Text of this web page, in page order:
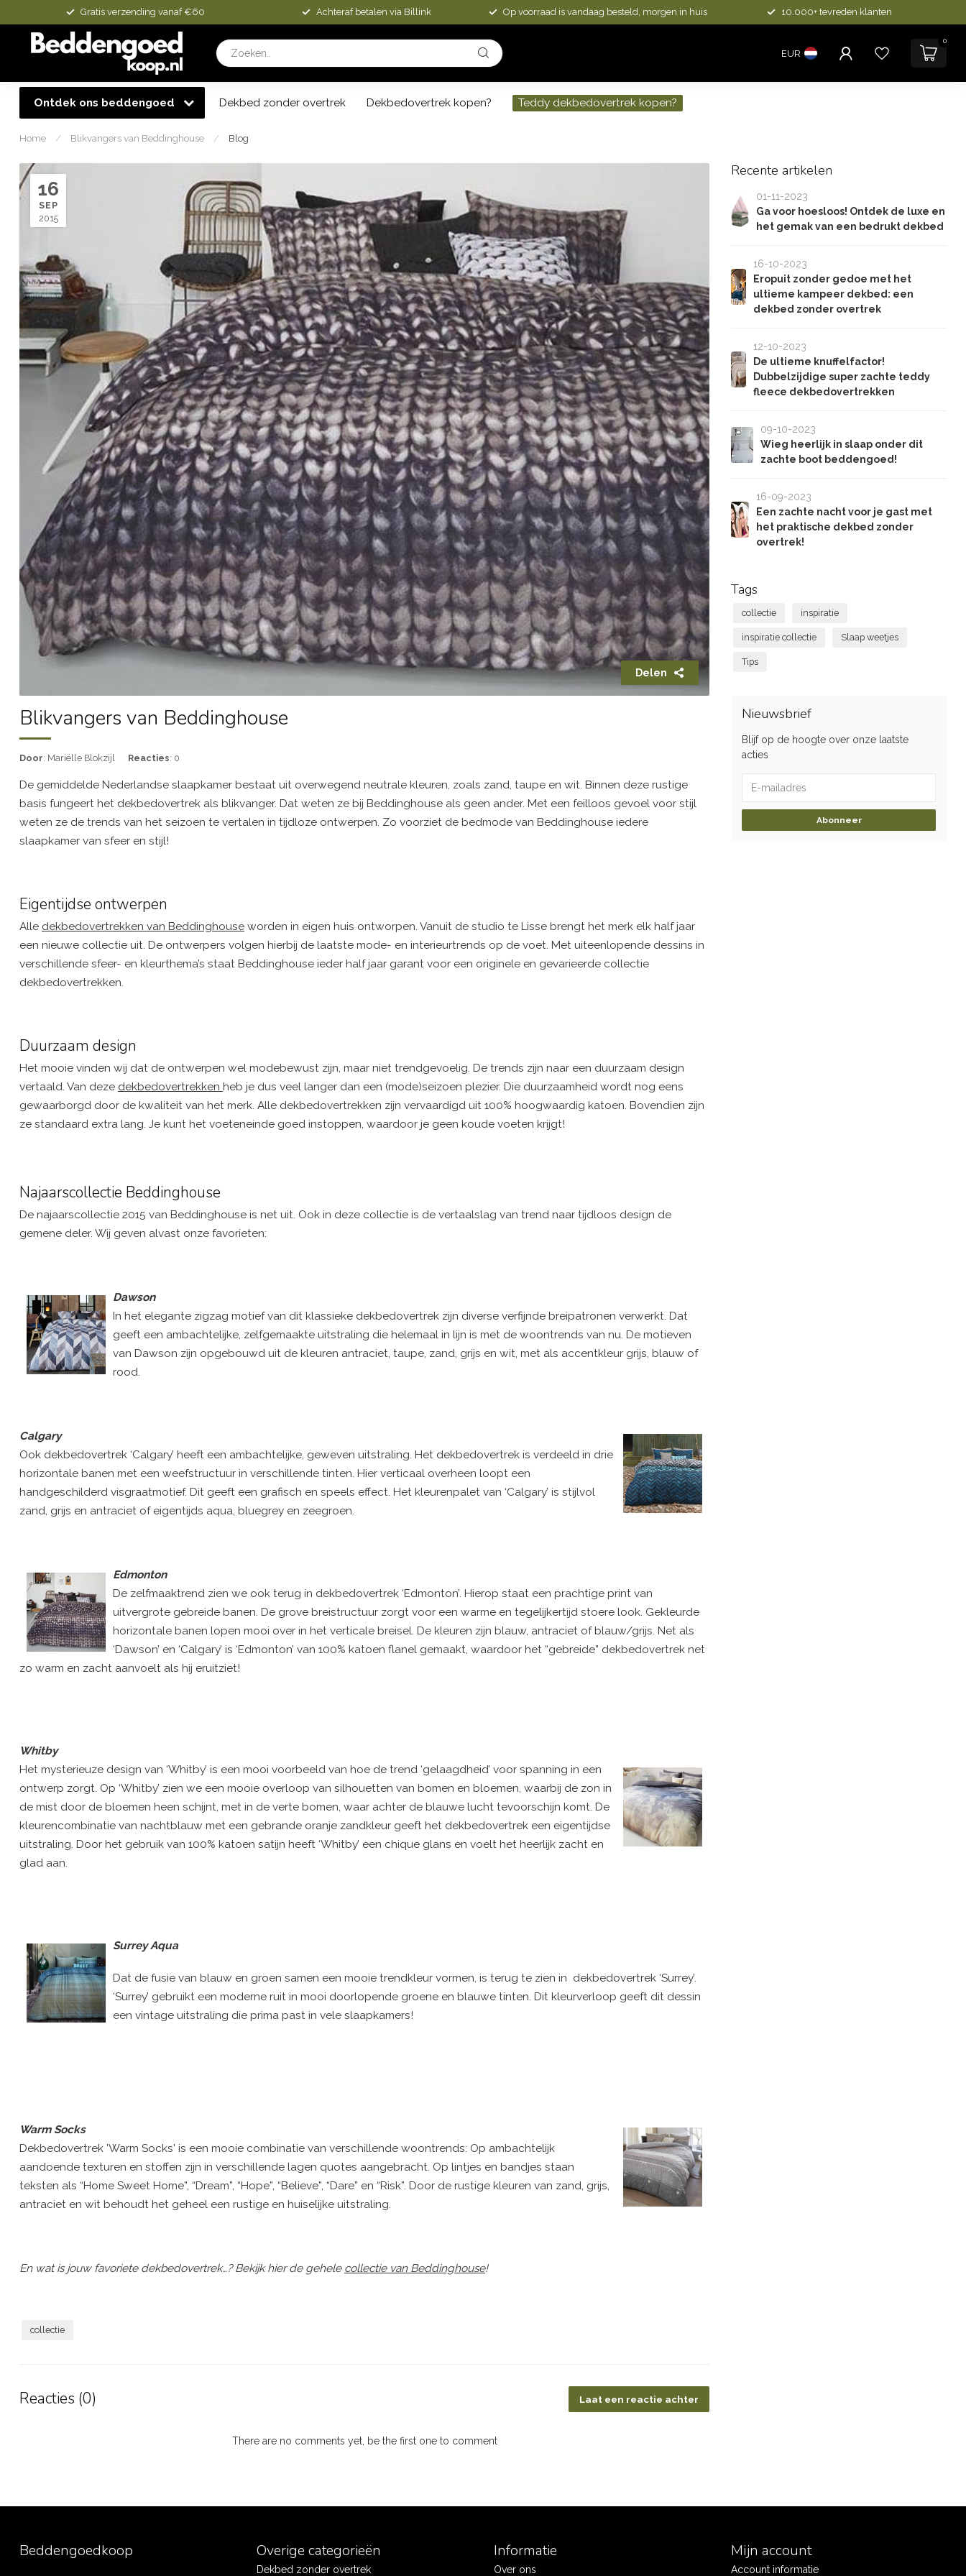
Gratis verzending vanaf €60 Achteraf betalen via Billink Op voorraad is vandaag besteld, morgen in huis 10.000+ tevreden klanten
EUR
0
Ontdek ons beddengoed Dekbed zonder overtrek Dekbedovertrek kopen? Teddy dekbedovertrek kopen?
Home / Blikvangers van Beddinghouse / Blog
16
SEP
2015
Delen
Blikvangers van Beddinghouse
Door: Mariëlle Blokzijl Reacties: 0
De gemiddelde Nederlandse slaapkamer bestaat uit overwegend neutrale kleuren, zoals zand, taupe en wit. Binnen deze rustige
basis fungeert het dekbedovertrek als blikvanger. Dat weten ze bij Beddinghouse als geen ander. Met een feilloos gevoel voor stijl
weten ze de trends van het seizoen te vertalen in tijdloze ontwerpen. Zo voorziet de bedmode van Beddinghouse iedere
slaapkamer van sfeer en stijl!
Eigentijdse ontwerpen
Alle dekbedovertrekken van Beddinghouse worden in eigen huis ontworpen. Vanuit de studio te Lisse brengt het merk elk half jaar
een nieuwe collectie uit. De ontwerpers volgen hierbij de laatste mode- en interieurtrends op de voet. Met uiteenlopende dessins in
verschillende sfeer- en kleurthema’s staat Beddinghouse ieder half jaar garant voor een originele en gevarieerde collectie
dekbedovertrekken.
Duurzaam design
Het mooie vinden wij dat de ontwerpen wel modebewust zijn, maar niet trendgevoelig. De trends zijn naar een duurzaam design
vertaald. Van deze dekbedovertrekken heb je dus veel langer dan een (mode)seizoen plezier. Die duurzaamheid wordt nog eens
gewaarborgd door de kwaliteit van het merk. Alle dekbedovertrekken zijn vervaardigd uit 100% hoogwaardig katoen. Bovendien zijn
ze standaard extra lang. Je kunt het voeteneinde goed instoppen, waardoor je geen koude voeten krijgt!
Najaarscollectie Beddinghouse
De najaarscollectie 2015 van Beddinghouse is net uit. Ook in deze collectie is de vertaalslag van trend naar tijdloos design de
gemene deler. Wij geven alvast onze favorieten:
Dawson
In het elegante zigzag motief van dit klassieke dekbedovertrek zijn diverse verfijnde breipatronen verwerkt. Dat
geeft een ambachtelijke, zelfgemaakte uitstraling die helemaal in lijn is met de woontrends van nu. De motieven
van Dawson zijn opgebouwd uit de kleuren antraciet, taupe, zand, grijs en wit, met als accentkleur grijs, blauw of
rood.
Calgary
Ook dekbedovertrek ‘Calgary’ heeft een ambachtelijke, geweven uitstraling. Het dekbedovertrek is verdeeld in drie
horizontale banen met een weefstructuur in verschillende tinten. Hier verticaal overheen loopt een
handgeschilderd visgraatmotief. Dit geeft een grafisch en speels effect. Het kleurenpalet van ‘Calgary’ is stijlvol
zand, grijs en antraciet of eigentijds aqua, bluegrey en zeegroen.
Edmonton
De zelfmaaktrend zien we ook terug in dekbedovertrek ‘Edmonton’. Hierop staat een prachtige print van
uitvergrote gebreide banen. De grove breistructuur zorgt voor een warme en tegelijkertijd stoere look. Gekleurde
horizontale banen lopen mooi over in het verticale breisel. De kleuren zijn blauw, antraciet of blauw/grijs. Net als
‘Dawson’ en ‘Calgary’ is ‘Edmonton’ van 100% katoen flanel gemaakt, waardoor het “gebreide” dekbedovertrek net
zo warm en zacht aanvoelt als hij eruitziet!
Whitby
Het mysterieuze design van ‘Whitby’ is een mooi voorbeeld van hoe de trend ‘gelaagdheid’ voor spanning in een
ontwerp zorgt. Op ‘Whitby’ zien we een mooie overloop van silhouetten van bomen en bloemen, waarbij de zon in
de mist door de bloemen heen schijnt, met in de verte bomen, waar achter de blauwe lucht tevoorschijn komt. De
kleurencombinatie van nachtblauw met een gebrande oranje zandkleur geeft het dekbedovertrek een eigentijdse
uitstraling. Door het gebruik van 100% katoen satijn heeft ‘Whitby’ een chique glans en voelt het heerlijk zacht en
glad aan.
Surrey Aqua
Dat de fusie van blauw en groen samen een mooie trendkleur vormen, is terug te zien in dekbedovertrek ‘Surrey’.
‘Surrey’ gebruikt een moderne ruit in mooi doorlopende groene en blauwe tinten. Dit kleurverloop geeft dit dessin
een vintage uitstraling die prima past in vele slaapkamers!
Warm Socks
Dekbedovertrek 'Warm Socks' is een mooie combinatie van verschillende woontrends: Op ambachtelijk
aandoende texturen en stoffen zijn in verschillende lagen quotes aangebracht. Op lintjes en bandjes staan
teksten als “Home Sweet Home”, “Dream”, “Hope”, “Believe”, “Dare” en “Risk”. Door de rustige kleuren van zand, grijs,
antraciet en wit behoudt het geheel een rustige en huiselijke uitstraling.
En wat is jouw favoriete dekbedovertrek…? Bekijk hier de gehele collectie van Beddinghouse!
collectie
Reacties (0) Laat een reactie achter
There are no comments yet, be the first one to comment
Recente artikelen
01-11-2023
Ga voor hoesloos! Ontdek de luxe en
het gemak van een bedrukt dekbed
16-10-2023
Eropuit zonder gedoe met het
ultieme kampeer dekbed: een
dekbed zonder overtrek
12-10-2023
De ultieme knuffelfactor!
Dubbelzijdige super zachte teddy
fleece dekbedovertrekken
09-10-2023
Wieg heerlijk in slaap onder dit
zachte boot beddengoed!
16-09-2023
Een zachte nacht voor je gast met
het praktische dekbed zonder
overtrek!
Tags
collectie inspiratie
inspiratie collectie Slaap weetjes
Tips
Nieuwsbrief
Blijf op de hoogte over onze laatste
acties
Abonneer
Beddengoedkoop Overige categorieën
Dekbed zonder overtrek
Informatie
Over ons
Mijn account
Account informatie